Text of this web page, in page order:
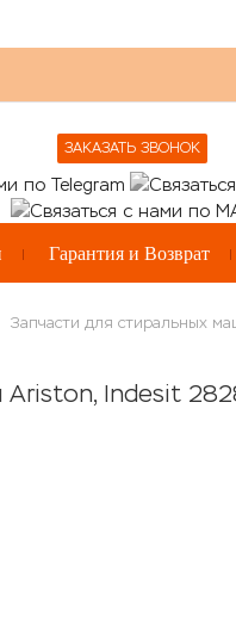
ЗАКАЗАТЬ ЗВОНОК
Гарантия и Возврат
Запчасти для стиральных
Indesit